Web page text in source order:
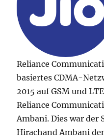
Reliance
basiertes CDMA-
2015 auf GSM und
Reliance
Ambani. Dies war der
Hirachand Ambani